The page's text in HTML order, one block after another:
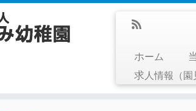
ホーム
求人情報（